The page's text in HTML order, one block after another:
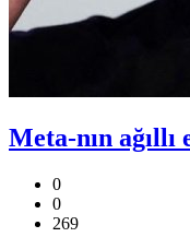
Meta-nın
0
0
269